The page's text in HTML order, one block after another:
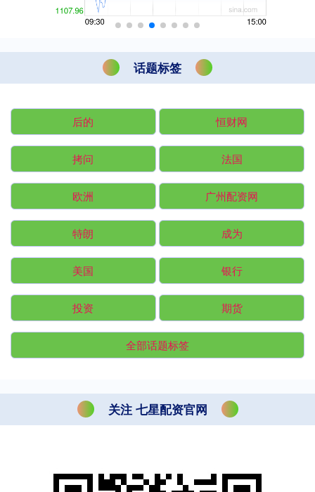
话题标签
后的 恒财网
拷问 法国
欧洲 广州配资网
特朗 成为
美国 银行
投资 期货
全部话题标签
关注 七星配资官网